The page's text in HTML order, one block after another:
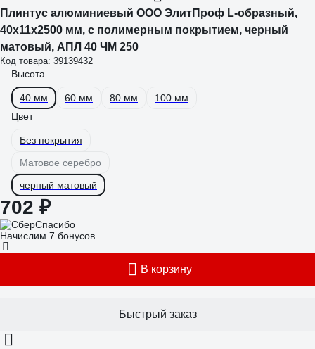
Плинтус алюминиевый ООО ЭлитПроф L-образный,
40x11x2500 мм, с полимерным покрытием, черный
матовый, АПЛ 40 ЧМ 250
Код товара: 39139432
Высота
40 мм 60 мм 80 мм
100 мм
Цвет
Без покрытия
Матовое серебро
черный матовый
702 ₽
Начислим 7 бонусов
В корзину
Быстрый заказ